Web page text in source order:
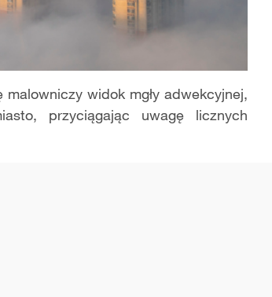
widok mgły adwekcyjnej,
przyciągając uwagę licznych